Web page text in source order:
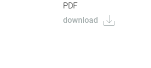
PDF
download